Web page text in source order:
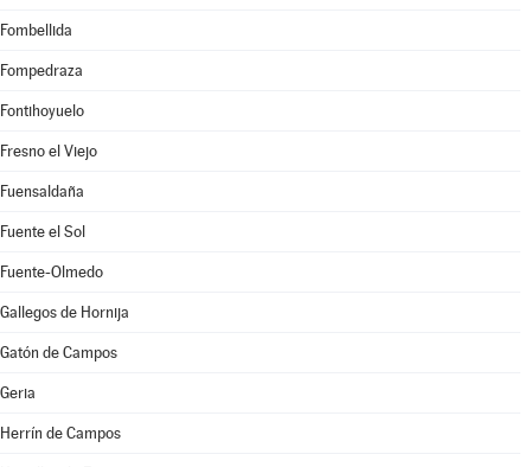
Fombellida
Fompedraza
Fontihoyuelo
Fresno el Viejo
Fuensaldaña
Fuente el Sol
Fuente-Olmedo
Gallegos de Hornija
Gatón de Campos
Geria
Herrín de Campos